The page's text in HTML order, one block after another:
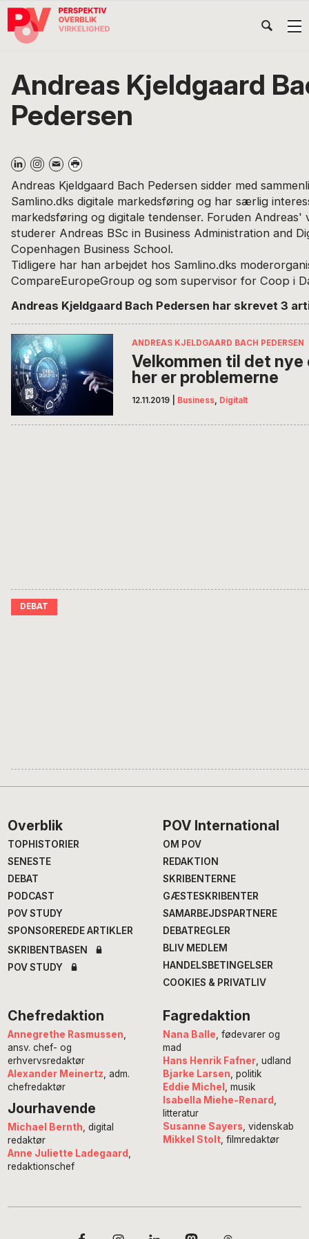
Gå
direkte
navigation
Skip
indhold
Gå
direkte
POV
International
Andreas Kjeldgaard
Pedersen
Andreas Kjeldgaard Bach Pedersen sidder med
Samlino.dks digitale markedsføring og har særlig
markedsføring og digitale tendenser. Foruden Andreas'
studerer Andreas BSc in Business Administration and
Copenhagen Business School.
Tidligere har han arbejdet hos Samlino.dks
CompareEuropeGroup og som supervisor for Coop i
Andreas Kjeldgaard Bach Pedersen har skrevet 3
ANDREAS KJELDGAARD BACH PEDERSEN
Velkommen til det
her er problemerne
12.11.2019 Business Digitalt
Footer
Overblik
TOPHISTORIER
SENESTE
DEBAT
PODCAST
POV STUDY
SPONSOREREDE ARTIKLER
SKRIBENTBASEN
POV STUDY
POV International
OM POV
REDAKTION
SKRIBENTERNE
GÆSTESKRIBENTER
SAMARBEJDSPARTNERE
DEBATREGLER
BLIV MEDLEM
HANDELSBETINGELSER
COOKIES & PRIVATLIV
Chefredaktion
Annegrethe Rasmussen,
ansv. chef- og
erhvervsredaktør
Alexander Meinertz, adm.
chefredaktør
Jourhavende
Michael Bernth , digital
redaktør
Anne Juliette Ladegaard
redaktionschef
Fagredaktion
Nana Balle, fødevarer og
mad
Hans Henrik Fafner, udland
Bjarke Larsen, politik
Eddie Michel , musik
Isabella Miehe-Renard ,
litteratur
Susanne Sayers, videnskab
Mikkel Stolt, filmredaktør